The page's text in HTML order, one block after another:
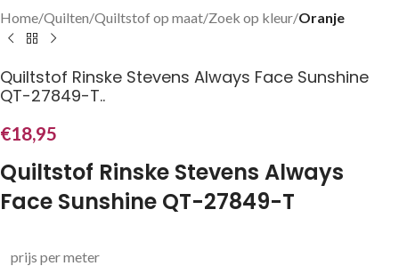
Home Quilten Quiltstof op maat Zoek op kleur Oranje
Quiltstof Rinske Stevens Always Face Sunshine
QT-27849-T..
€18,95
Quiltstof Rinske Stevens Always
Face Sunshine QT-27849-T
prijs per meter